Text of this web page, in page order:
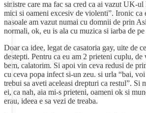
sinistre care ma fac sa cred ca ai vazut UK-ul
mici si oameni excesiv de violenti”. Ironic ca
nasoale am vazut numai cu domnii de prin
normali, ok, eu is ala cu muzica si iarba de pe
Doar ca idee, legat de casatoria gay, uite de
destepti. Pentru ca eu am 2 prieteni cuplu, de
bem, calatorim. Si apoi vin ceva redusi de
cu ceva popa infect si-un zeu. si urla “bai,
trebui sa aveti aceleasi drepturi ca restul”. Si
ei, ca nah, aia mi-s prieteni, oameni ok si
erau, ideea e sa vezi de treaba.